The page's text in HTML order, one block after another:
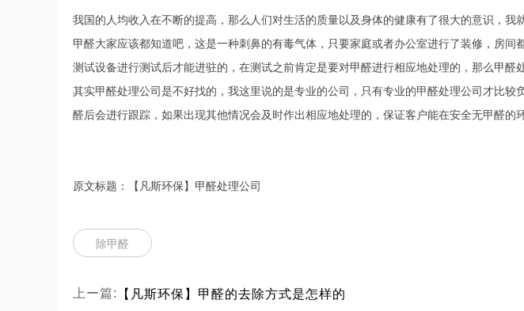
我国的人均收入在不断的提高，那么人们对生活的质量以及身体的健康有了很大的意识，我
甲醛大家应该都知道吧，这是一种刺鼻的有毒气体，只要家庭或者办公室进行了装修，房
测试设备进行测试后才能进驻的，在测试之前肯定是要对甲醛进行相应地处理的，那么甲
其实甲醛处理公司是不好找的，我这里说的是专业的公司，只有专业的甲醛处理公司才比
醛后会进行跟踪，如果出现其他情况会及时作出相应地处理的，保证客户能在安全无甲醛的
原文标题：【凡斯环保】甲醛处理公司
除甲醛
上ー篇: 【凡斯环保】甲醛的去除方式是怎样的